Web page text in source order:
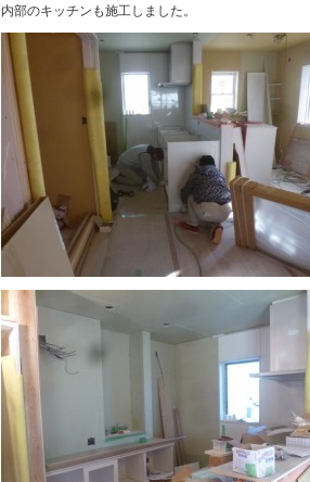
内部のキッチンも施工しました。